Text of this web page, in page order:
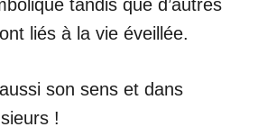
tandis que d’autres
liés à la vie éveillée.
son sens et dans
!